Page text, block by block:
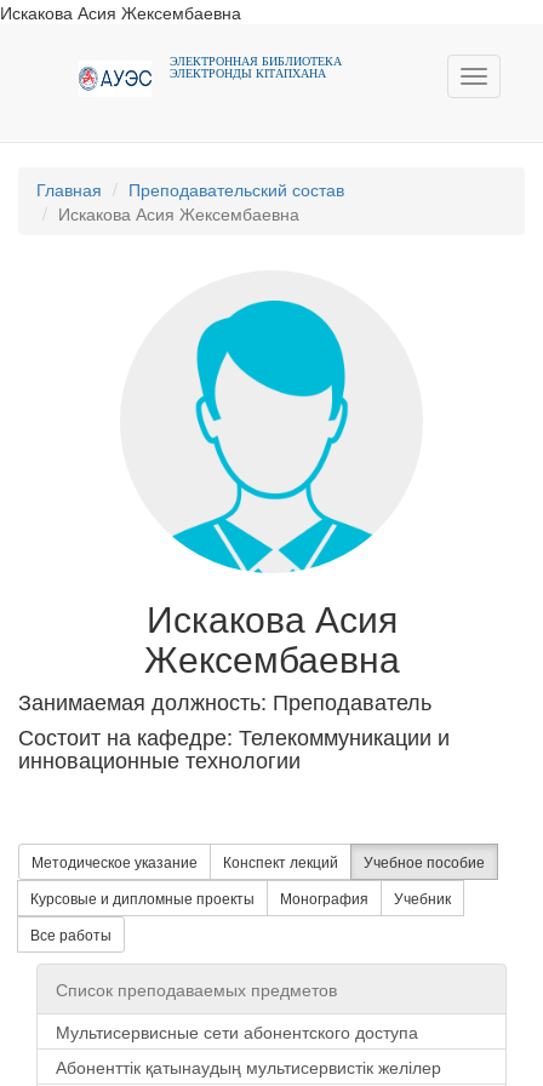
Искакова Асия Жексембаевна
Toggle
ЭЛЕКТРОННАЯ БИБЛИОТЕКА
ЭЛЕКТРОНДЫ КIТАПХАНА
Главная
Преподавательский состав
Искакова Асия Жексембаевна
Искакова Асия
Жексембаевна
Занимаемая должность: Преподаватель
Состоит на кафедре: Телекоммуникации и
инновационные технологии
Методическое указание Конспект лекций
Учебное пособие
Курсовые и дипломные проекты
Монография
Учебник
Все работы
Список преподаваемых предметов
Мультисервисные сети абонентского доступа
Абоненттік қатынаудың мультисервистік желілер